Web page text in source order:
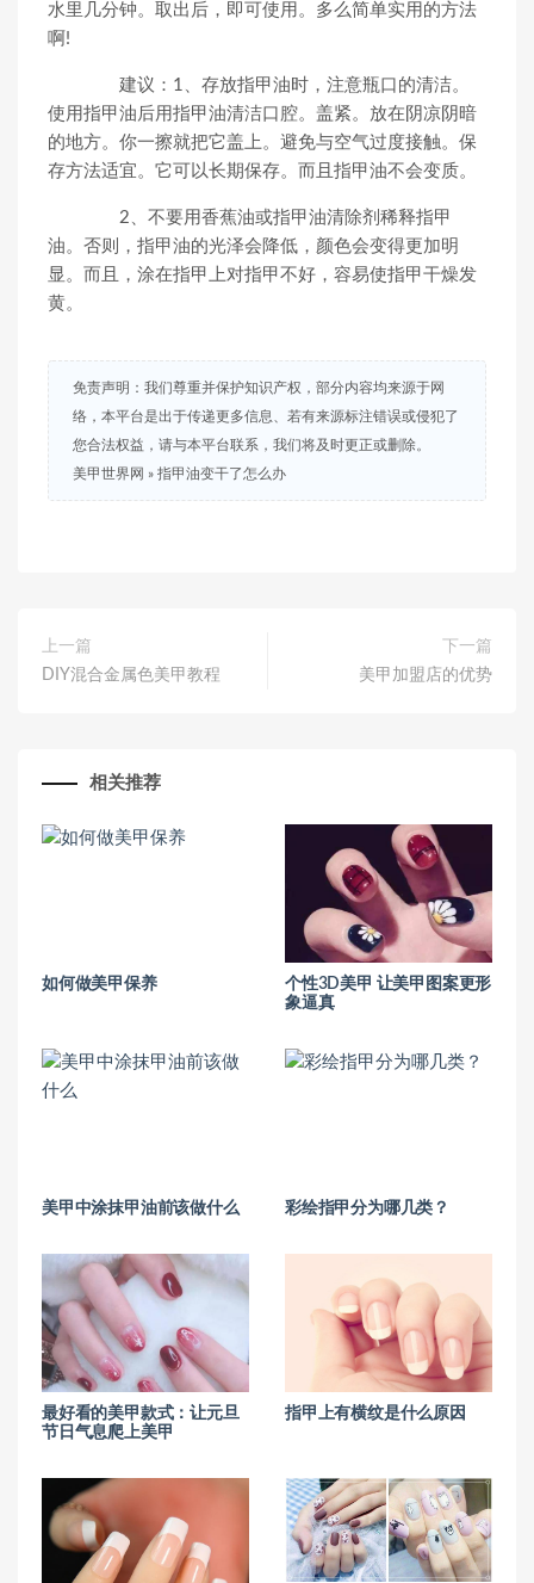
水里几分钟。取出后，即可使用。多么简单实用的方法
啊!
建议：1、存放指甲油时，注意瓶口的清洁。
使用指甲油后用指甲油清洁口腔。盖紧。放在阴凉阴暗
的地方。你一擦就把它盖上。避免与空气过度接触。保
存方法适宜。它可以长期保存。而且指甲油不会变质。
2、不要用香蕉油或指甲油清除剂稀释指甲
油。否则，指甲油的光泽会降低，颜色会变得更加明
显。而且，涂在指甲上对指甲不好，容易使指甲干燥发
黄。
免责声明：我们尊重并保护知识产权，部分内容均来源于网
络，本平台是出于传递更多信息、若有来源标注错误或侵犯了
您合法权益，请与本平台联系，我们将及时更正或删除。
美甲世界网 » 指甲油变干了怎么办
上一篇
DIY混合金属色美甲教程
下一篇
美甲加盟店的优势
相关推荐
如何做美甲保养
个性3D美甲 让美甲图案更形
象逼真
美甲中涂抹甲油前该做什么 彩绘指甲分为哪几类？
最好看的美甲款式：让元旦
节日气息爬上美甲
指甲上有横纹是什么原因